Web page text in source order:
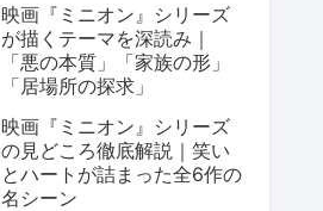
映画『ミニオン』シリーズ
が描くテーマを深読み｜
「悪の本質」「家族の形」
「居場所の探求」
映画『ミニオン』シリーズ
の見どころ徹底解説｜笑い
とハートが詰まった全6作の
名シーン